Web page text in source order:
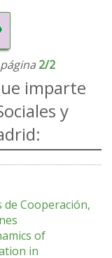
2/2
imparte
y
Cooperación,
of
in